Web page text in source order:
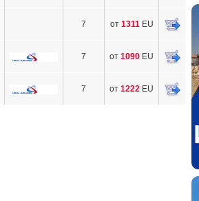
7 от 1311EU
7 от 1090 EU
7 от 1222 EU